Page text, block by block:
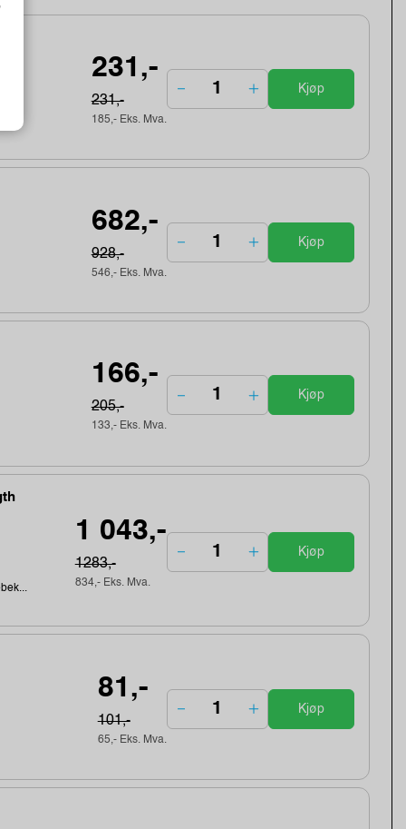
231,-
231,-
185,- Eks. Mva.
Kjøp
682,-
928,-
546,- Eks. Mva.
Kjøp
166,-
205,-
133,- Eks. Mva.
Kjøp
1 043,-
1283,-
834,- Eks. Mva.
Kjøp
81,-
101,-
65,- Eks. Mva.
Kjøp